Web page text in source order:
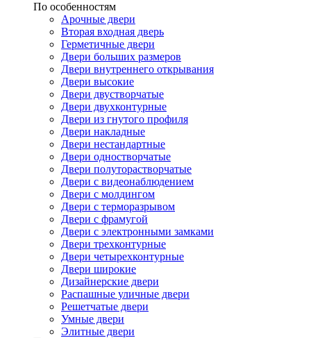
По особенностям
Арочные двери
Вторая входная дверь
Герметичные двери
Двери больших размеров
Двери внутреннего открывания
Двери высокие
Двери двустворчатые
Двери двухконтурные
Двери из гнутого профиля
Двери накладные
Двери нестандартные
Двери одностворчатые
Двери полуторастворчатые
Двери с видеонаблюдением
Двери с молдингом
Двери с терморазрывом
Двери с фрамугой
Двери с электронными замками
Двери трехконтурные
Двери четырехконтурные
Двери широкие
Дизайнерские двери
Распашные уличные двери
Решетчатые двери
Умные двери
Элитные двери